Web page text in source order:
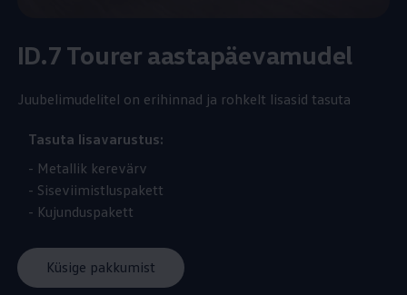
ID.7 Tourer aastapäevamudel
Juubelimudelitel on erihinnad ja rohkelt lisasid tasuta
Tasuta lisavarustus:
- Metallik kerevärv
- Siseviimistluspakett
- Kujunduspakett
Küsige pakkumist